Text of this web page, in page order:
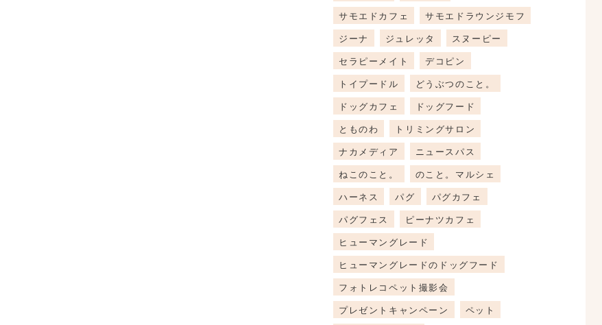
サモエドカフェ
サモエドラウンジモフ
ジーナ
ジュレッタ
スヌーピー
セラピーメイト
デコピン
トイプードル
どうぶつのこと。
ドッグカフェ
ドッグフード
とものわ
トリミングサロン
ナカメディア
ニュースパス
ねこのこと。
のこと。マルシェ
ハーネス
パグ
パグカフェ
パグフェス
ピーナツカフェ
ヒューマングレード
ヒューマングレードのドッグフード
フォトレコペット撮影会
プレゼントキャンペーン
ペット